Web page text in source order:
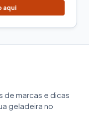
aqui
de marcas e dicas
geladeira no